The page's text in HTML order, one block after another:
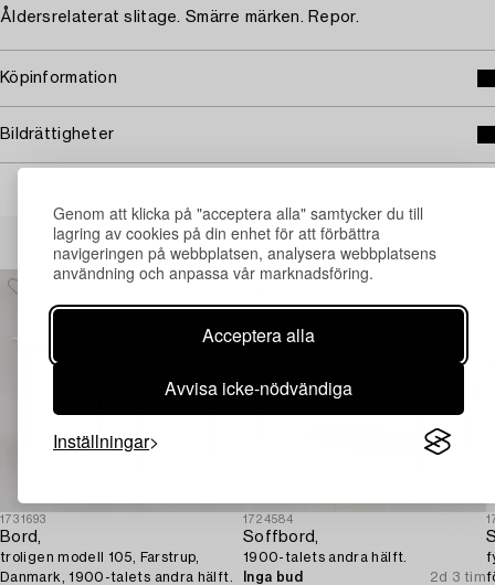
Genom att klicka på "acceptera alla" samtycker du till
lagring av cookies på din enhet för att förbättra
navigeringen på webbplatsen, analysera webbplatsens
användning och anpassa vår marknadsföring.
Acceptera alla
Avvisa icke-nödvändiga
Inställningar
Åldersrelaterat slitage. Smärre märken. Repor.
Köpinformation
Bildrättigheter
Andra har även tittat på
1731693
Bord,
troligen modell 105, Farstrup,
Danmark, 1900-talets andra hälft.
1724584
Soffbord,
1900-talets andra hälft.
Inga bud
2d 3 tim